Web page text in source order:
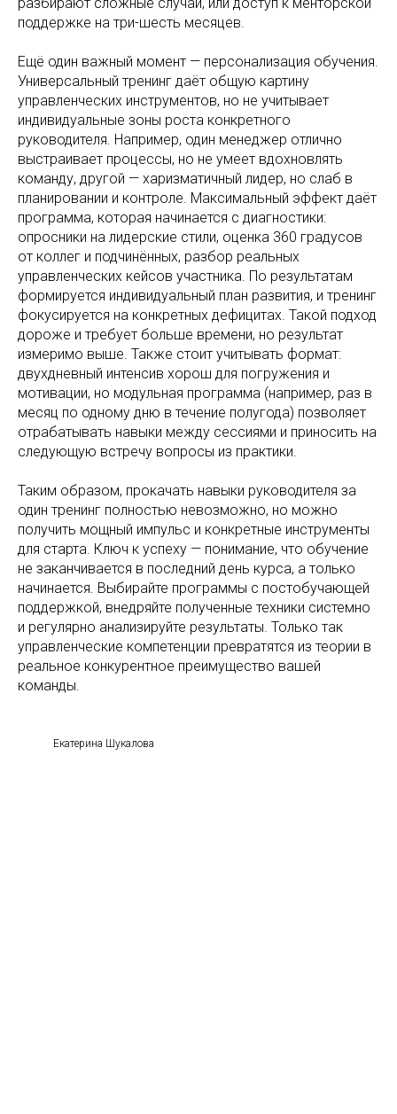
поддержке на три-шесть месяцев.
Ещё один важный момент — персонализация обучения.
Универсальный тренинг даёт общую картину
управленческих инструментов, но не учитывает
индивидуальные зоны роста конкретного
руководителя. Например, один менеджер отлично
выстраивает процессы, но не умеет вдохновлять
команду, другой — харизматичный лидер, но слаб в
планировании и контроле. Максимальный эффект даёт
программа, которая начинается с диагностики:
опросники на лидерские стили, оценка 360 градусов
от коллег и подчинённых, разбор реальных
управленческих кейсов участника. По результатам
формируется индивидуальный план развития, и тренинг
фокусируется на конкретных дефицитах. Такой подход
дороже и требует больше времени, но результат
измеримо выше. Также стоит учитывать формат:
двухдневный интенсив хорош для погружения и
мотивации, но модульная программа (например, раз в
месяц по одному дню в течение полугода) позволяет
отрабатывать навыки между сессиями и приносить на
следующую встречу вопросы из практики.
Таким образом, прокачать навыки руководителя за
один тренинг полностью невозможно, но можно
получить мощный импульс и конкретные инструменты
для старта. Ключ к успеху — понимание, что обучение
не заканчивается в последний день курса, а только
начинается. Выбирайте программы с постобучающей
поддержкой, внедряйте полученные техники системно
и регулярно анализируйте результаты. Только так
управленческие компетенции превратятся из теории в
реальное конкурентное преимущество вашей
команды.
Екатерина Шукалова